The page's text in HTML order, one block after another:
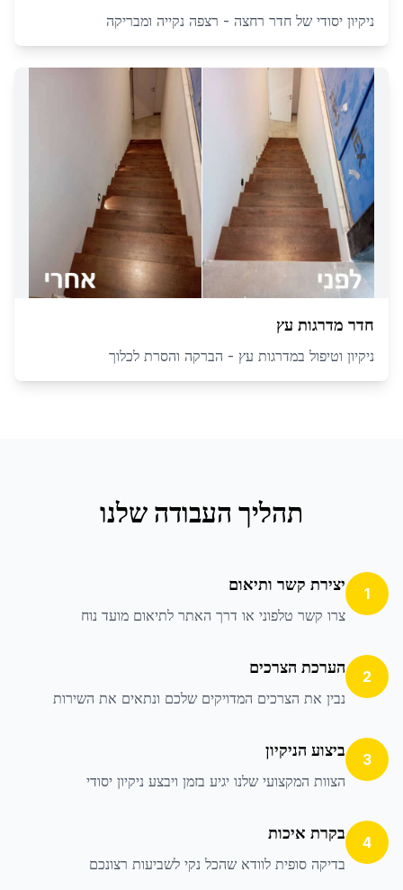
ניקיון יסודי של חדר רחצה - רצפה נקייה ומבריקה
חדר מדרגות עץ
ניקיון וטיפול במדרגות עץ - הברקה והסרת לכלוך
תהליך העבודה שלנו
1 יצירת קשר ותיאום
צרו קשר טלפוני או דרך האתר לתיאום מועד נוח
2 הערכת הצרכים
נבין את הצרכים המדויקים שלכם ונתאים את השירות
3 ביצוע הניקיון
הצוות המקצועי שלנו יגיע בזמן ויבצע ניקיון יסודי
4 בקרת איכות
בדיקה סופית לוודא שהכל נקי לשביעות רצונכם